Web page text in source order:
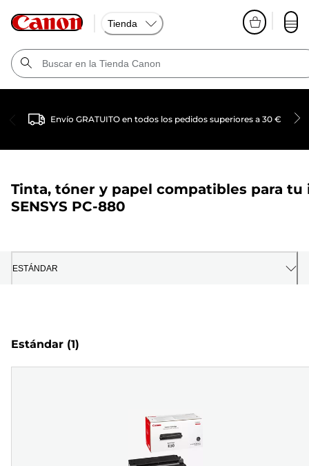
Tienda
Envío GRATUITO en todos los pedidos superiores a 30 €
Tinta, tóner y papel compatibles para tu
SENSYS PC-880
ESTÁNDAR
Estándar (1)